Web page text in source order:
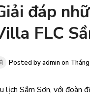
đáp
FLC
Posted by admin on
lịch Sầm Sơn, với đoàn